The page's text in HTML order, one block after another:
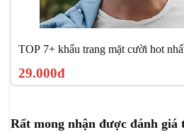
TOP 7+ khẩu trang mặt cười hot
29.000đ
Rất mong nhận được đánh giá